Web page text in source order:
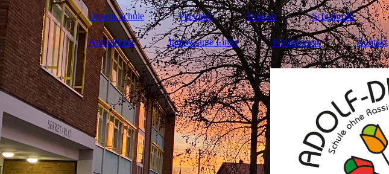
Unsere Schule Personal Klassen Schulprofil
Anmeldung Interessante Links Förderverein Kontakt